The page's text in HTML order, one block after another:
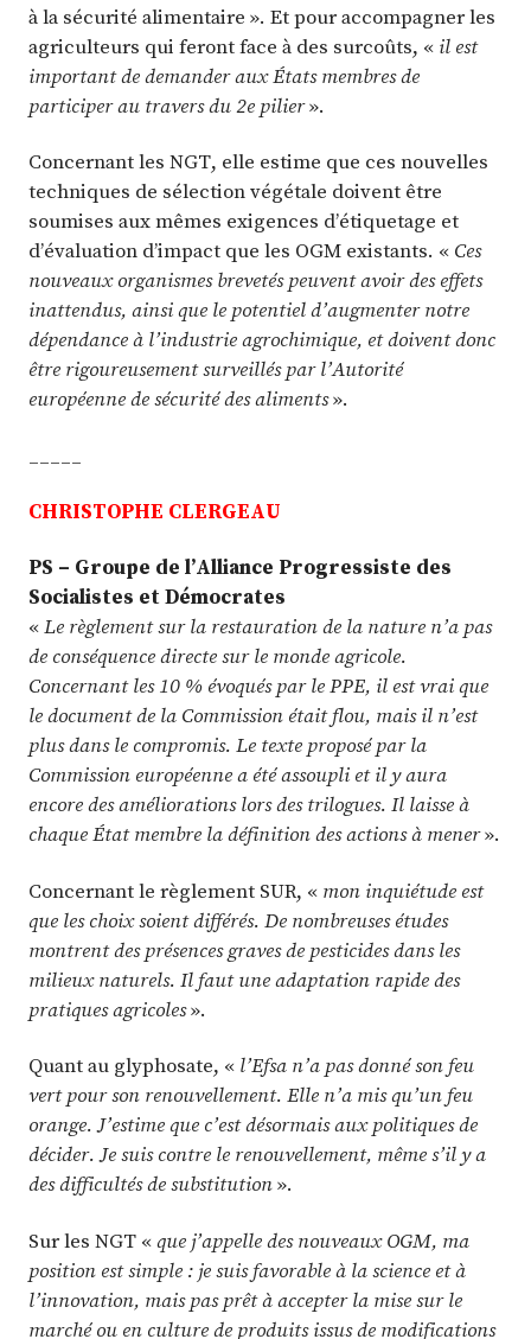
à la sécurité alimentaire ». Et pour accompagner les
agriculteurs qui feront face à des surcoûts, « il est
important de demander aux États membres de
participer au travers du 2e pilier».
Concernant les NGT, elle estime que ces nouvelles
techniques de sélection végétale doivent être
soumises aux mêmes exigences d’étiquetage et
d’évaluation d’impact que les OGM existants. « Ces
nouveaux organismes brevetés peuvent avoir des effets
inattendus, ainsi que le potentiel d’augmenter notre
dépendance à l’industrie agrochimique, et doivent donc
être rigoureusement surveillés par l’Autorité
européenne de sécurité des aliments».
CHRISTOPHE CLERGEAU
PS – Groupe de l’Alliance Progressiste des
Socialistes et Démocrates
«Le règlement sur la restauration de la nature n’a pas
de conséquence directe sur le monde agricole.
Concernant les 10 % évoqués par le PPE, il est vrai que
le document de la Commission était flou, mais il n’est
plus dans le compromis. Le texte proposé par la
Commission européenne a été assoupli et il y aura
encore des améliorations lors des trilogues. Il laisse à
chaque État membre la définition des actions à mener».
Concernant le règlement SUR, « mon inquiétude est
que les choix soient différés. De nombreuses études
montrent des présences graves de pesticides dans les
milieux naturels. Il faut une adaptation rapide des
pratiques agricoles».
Quant au glyphosate, « l’Efsa n’a pas donné son feu
vert pour son renouvellement. Elle n’a mis qu’un feu
orange. J’estime que c’est désormais aux politiques de
décider. Je suis contre le renouvellement, même s’il y a
des difficultés de substitution».
Sur les NGT «que j’appelle des nouveaux OGM, ma
position est simple : je suis favorable à la science et à
l’innovation, mais pas prêt à accepter la mise sur le
marché ou en culture de produits issus de modifications